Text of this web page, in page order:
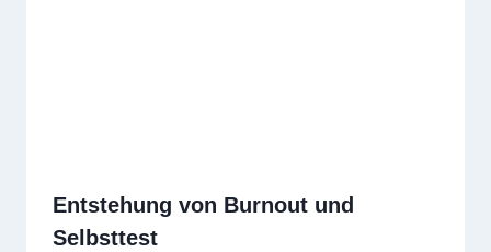
Entstehung von Burnout und
Selbsttest